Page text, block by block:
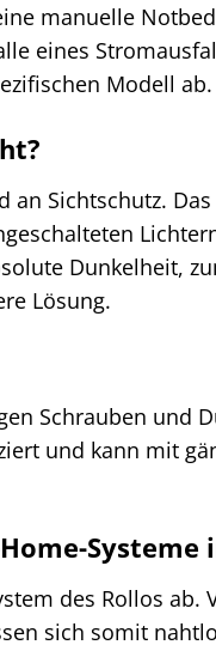
manuelle
eines
Modell ab.
Sichtschutz.
Dunkelheit,
Lösung.
Schrauben und
und kann mit
des Rollos ab.
sich somit